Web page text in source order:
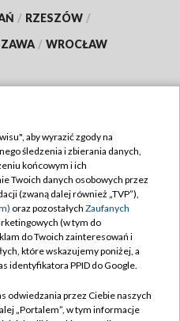
/ RZESZÓW /
/ WROCŁAW
TVP
zgody
aby wyrazić zgody na
śledzenia i zbierania danych,
końcowym i ich
Twoich danych osobowych przez
(zwaną dalej również „TVP”),
oraz pozostałych Zaufanych
(w tym do
do Twoich zainteresowań i
które wskazujemy poniżej, a
identyfikatora PPID do Google.
odwiedzania przez Ciebie naszych
„Portalem”, w tym informacje